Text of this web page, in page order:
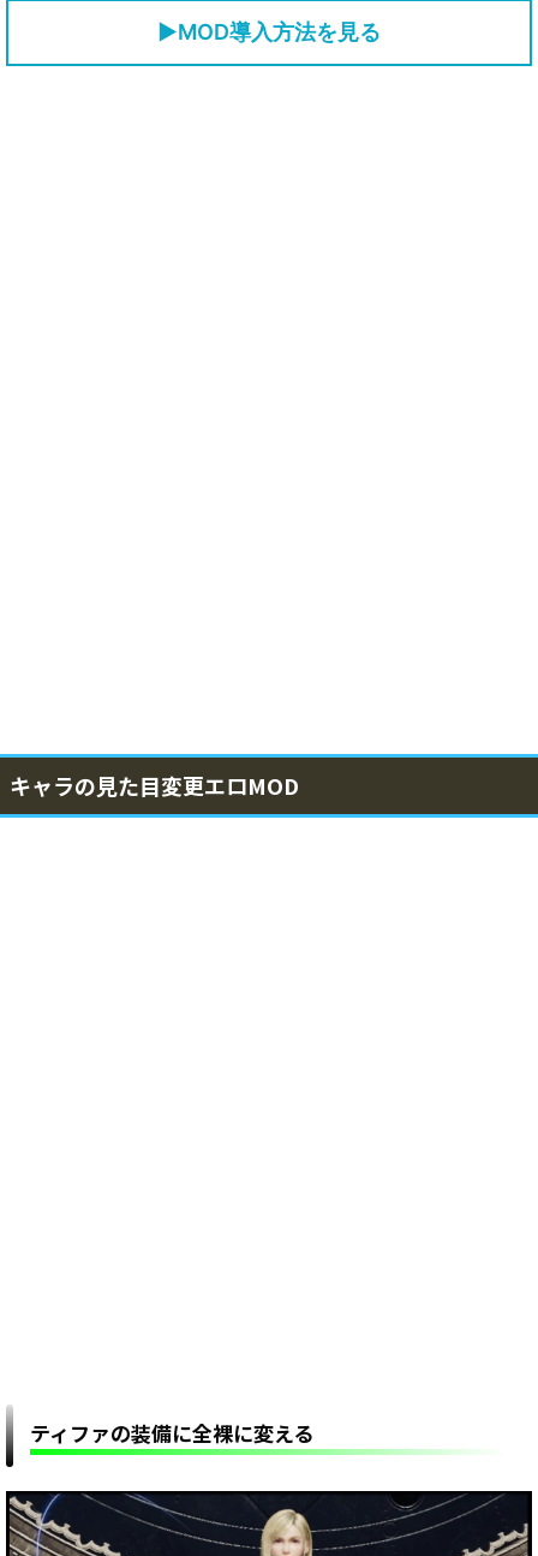
▶MOD導入方法を見る
キャラの見た目変更エロMOD
ティファの装備に全裸に変える